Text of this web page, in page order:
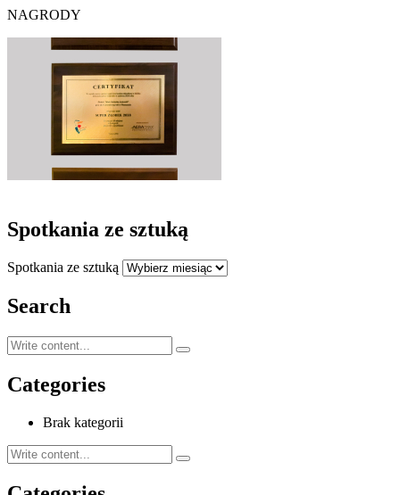
NAGRODY
Spotkania ze sztuką
Spotkania ze sztuką
Search
Categories
Brak kategorii